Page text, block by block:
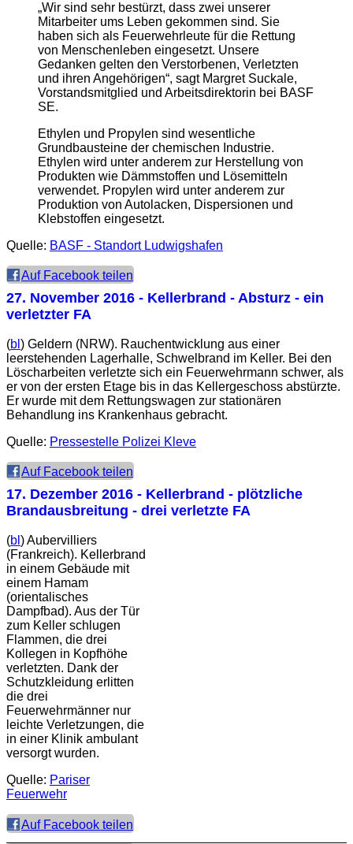
„Wir sind sehr bestürzt, dass zwei unserer
Mitarbeiter ums Leben gekommen sind. Sie
haben sich als Feuerwehrleute für die Rettung
von Menschenleben eingesetzt. Unsere
Gedanken gelten den Verstorbenen, Verletzten
und ihren Angehörigen“, sagt Margret Suckale,
Vorstandsmitglied und Arbeitsdirektorin bei BASF
SE.
Ethylen und Propylen sind wesentliche
Grundbausteine der chemischen Industrie.
Ethylen wird unter anderem zur Herstellung von
Produkten wie Dämmstoffen und Lösemitteln
verwendet. Propylen wird unter anderem zur
Produktion von Autolacken, Dispersionen und
Klebstoffen eingesetzt.
Quelle: BASF - Standort Ludwigshafen
Auf Facebook teilen
27. November 2016 - Kellerbrand - Absturz - ein
verletzter FA
(bl ) Geldern (NRW). Rauchentwicklung aus einer
leerstehenden Lagerhalle, Schwelbrand im Keller. Bei den
Löscharbeiten verletzte sich ein Feuerwehrmann schwer, als
er von der ersten Etage bis in das Kellergeschoss abstürzte.
Er wurde mit dem Rettungswagen zur stationären
Behandlung ins Krankenhaus gebracht.
Quelle: Pressestelle Polizei Kleve
Auf Facebook teilen
17. Dezember 2016 - Kellerbrand - plötzliche
Brandausbreitung - drei verletzte FA
(bl ) Aubervilliers
(Frankreich). Kellerbrand
in einem Gebäude mit
einem Hamam
(orientalisches
Dampfbad). Aus der Tür
zum Keller schlugen
Flammen, die drei
Kollegen in Kopfhöhe
verletzten. Dank der
Schutzkleidung erlitten
die drei
Feuerwehrmänner nur
leichte Verletzungen, die
in einer Klinik ambulant
versorgt wurden.
Quelle: Pariser
Feuerwehr
Auf Facebook teilen